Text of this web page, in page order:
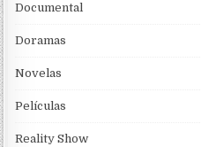
Documental
Doramas
Novelas
Películas
Reality Show